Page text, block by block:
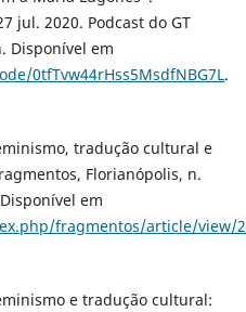
jul. 2020. Podcast do GT
Disponível em
0tfTvw44rHss5MsdfNBG7L.
tradução cultural e
Florianópolis, n.
em
fragmentos/article/view/
e tradução cultural: